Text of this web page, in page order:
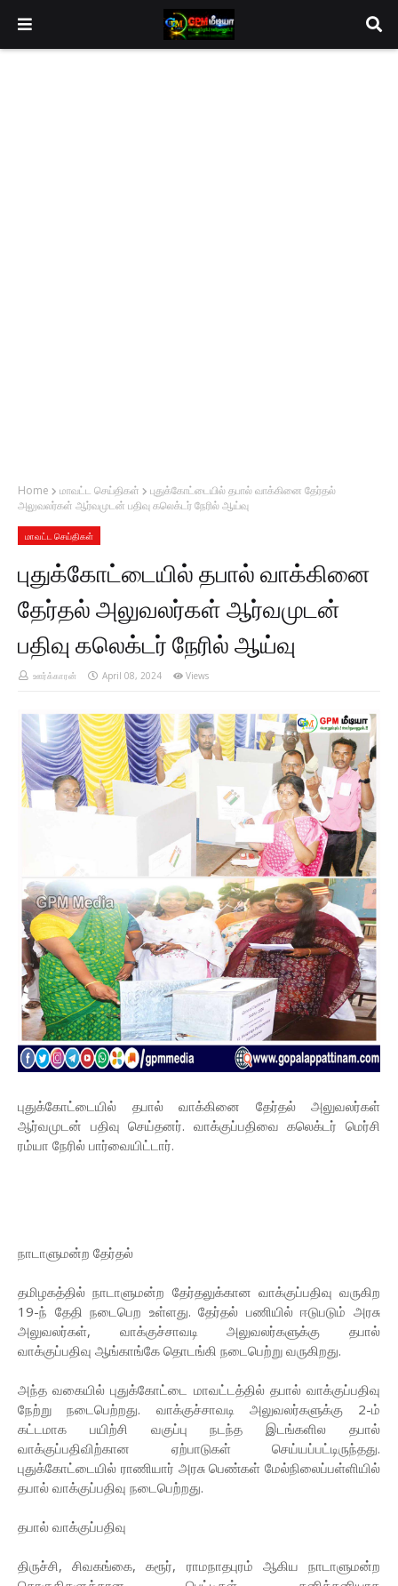
Home மாவட்ட செய்திகள்
புதுக்கோட்டையில் தபால் வாக்கினை தேர்தல்
அலுவலர்கள் ஆர்வமுடன் பதிவு கலெக்டர் நேரில் ஆய்வு
மாவட்ட செய்திகள்
புதுக்கோட்டையில் தபால் வாக்கினை
தேர்தல் அலுவலர்கள் ஆர்வமுடன்
பதிவு கலெக்டர் நேரில் ஆய்வு
ஊர்க்காரன் April 08, 2024 Views
புதுக்கோட்டையில் தபால் வாக்கினை தேர்தல் அலுவலர்கள்
ஆர்வமுடன் பதிவு செய்தனர். வாக்குப்பதிவை கலெக்டர் மெர்சி
ரம்யா நேரில் பார்வையிட்டார்.
நாடாளுமன்ற தேர்தல்
தமிழகத்தில் நாடாளுமன்ற தேர்தலுக்கான வாக்குப்பதிவு வருகிற
19-ந் தேதி நடைபெற உள்ளது. தேர்தல் பணியில் ஈடுபடும் அரசு
அலுவலர்கள், வாக்குச்சாவடி அலுவலர்களுக்கு தபால்
வாக்குப்பதிவு ஆங்காங்கே தொடங்கி நடைபெற்று வருகிறது.
அந்த வகையில் புதுக்கோட்டை மாவட்டத்தில் தபால் வாக்குப்பதிவு
நேற்று நடைபெற்றது. வாக்குச்சாவடி அலுவலர்களுக்கு 2-ம்
கட்டமாக பயிற்சி வகுப்பு நடந்த இடங்களில தபால்
வாக்குப்பதிவிற்கான ஏற்பாடுகள் செய்யப்பட்டிருந்தது.
புதுக்கோட்டையில் ராணியார் அரசு பெண்கள் மேல்நிலைப்பள்ளியில்
தபால் வாக்குப்பதிவு நடைபெற்றது.
தபால் வாக்குப்பதிவு
திருச்சி, சிவகங்கை, கரூர், ராமநாதபுரம் ஆகிய நாடாளுமன்ற